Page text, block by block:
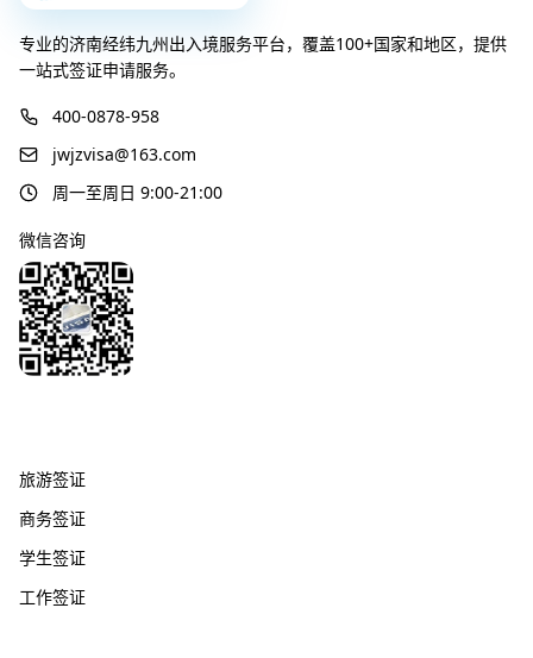
专业的济南经纬九州出入境服务平台，覆盖100+国家和地区，提供
一站式签证申请服务。
400-0878-958
jwjzvisa@163.com
周一至周日 9:00-21:00
微信咨询
旅游签证
商务签证
学生签证
工作签证